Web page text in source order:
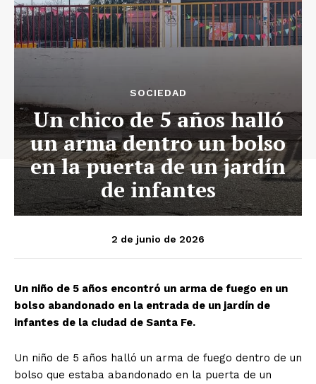
SOCIEDAD
Un chico de 5 años halló
un arma dentro un bolso
en la puerta de un jardín
de infantes
2 de junio de 2026
Un niño de 5 años encontró un arma de fuego en un
bolso abandonado en la entrada de un jardín de
infantes de la ciudad de Santa Fe.
Un niño de 5 años halló un arma de fuego dentro de un
bolso que estaba abandonado en la puerta de un